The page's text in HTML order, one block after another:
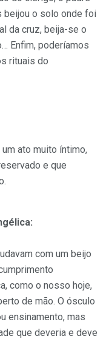
beijou o solo onde foi
da cruz, beija-se o
Enfim, poderíamos
rituais do
ato muito íntimo,
e que
com um beijo
como o nosso hoje,
de mão. O ósculo
ensinamento, mas
que deveria e deve